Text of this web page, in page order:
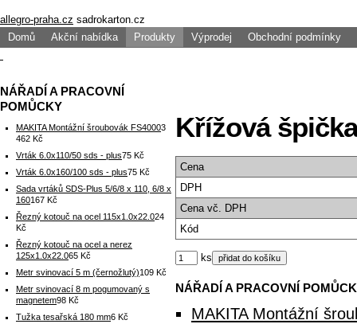
allegro-praha.cz sadrokarton.cz
Domů
Akční nabídka Produkty Výprodej Obchodní podmínky
Křížová
Cena
DPH
Cenavč. DPH
Kód
ks
NÁŘADÍ A PRACOVNÍ
MAKITA Montážní
NÁŘADÍ A PRACOVNÍ
POMŮCKY
MAKITA Montážní šroubovák FS40003
462 Kč
Vrták 6.0x110/50 sds - plus75 Kč
Vrták 6.0x160/100 sds - plus75 Kč
Sada vrtáků SDS-Plus 5/6/8 x 110, 6/8 x
160167 Kč
Řezný kotouč na ocel 115x1.0x22.024
Kč
Řezný kotouč na ocel a nerez
125x1.0x22.065 Kč
Metr svinovací 5 m (černožlutý)109 Kč
Metr svinovací 8 m pogumovaný s
magnetem98 Kč
Tužka tesařská 180 mm6 Kč